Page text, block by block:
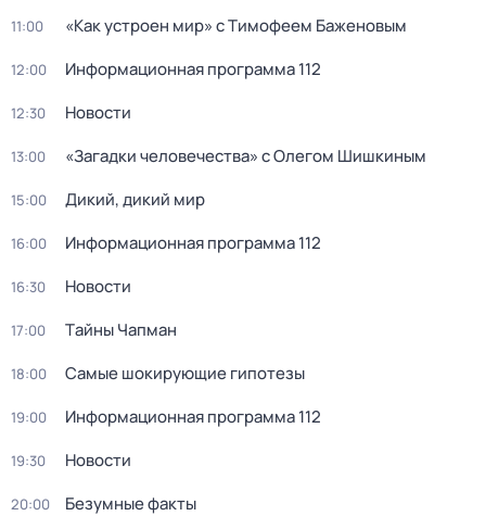
11:00 «Как устроен мир» с Тимофеем Баженовым
12:00 Информационная программа 112
12:30 Новости
13:00 «Загадки человечeства» с Олeгом Шишкиным
15:00 Дикий, дикий мир
16:00 Информационная программа 112
16:30 Новости
17:00 Тaйны Чапман
18:00 Самые шoкиpующие гипотезы
19:00 Информационная программа 112
19:30 Новости
20:00 Безумные факты